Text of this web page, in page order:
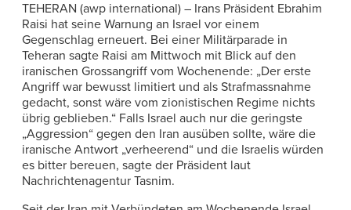
TEHERAN (awp international) – Irans Präsident Ebrahim
Raisi hat seine Warnung an Israel vor einem
Gegenschlag erneuert. Bei einer Militärparade in
Teheran sagte Raisi am Mittwoch mit Blick auf den
iranischen Grossangriff vom Wochenende: „Der erste
Angriff war bewusst limitiert und als Strafmassnahme
gedacht, sonst wäre vom zionistischen Regime nichts
übrig geblieben.“ Falls Israel auch nur die geringste
„Aggression“ gegen den Iran ausüben sollte, wäre die
iranische Antwort „verheerend“ und die Israelis würden
es bitter bereuen, sagte der Präsident laut
Nachrichtenagentur Tasnim.